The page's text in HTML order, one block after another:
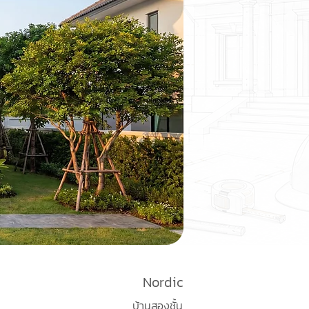
Nordic
บ้านสองชั้น